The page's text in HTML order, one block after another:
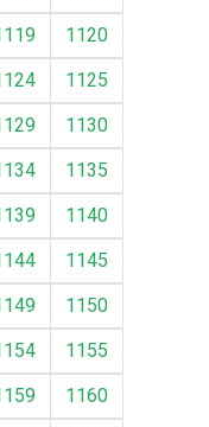
1120
1125
1130
1135
1140
1145
1150
1155
1160